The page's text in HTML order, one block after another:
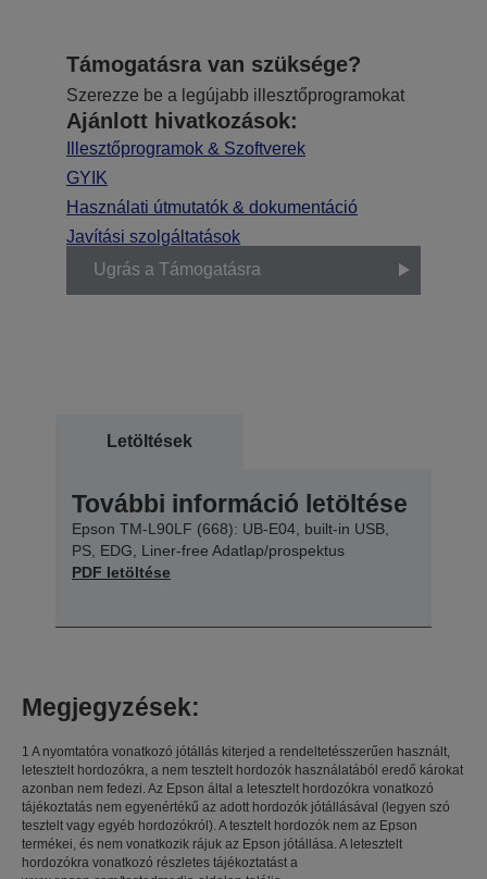
Támogatásra van szüksége?
Szerezze be a legújabb illesztőprogramokat
Ajánlott hivatkozások:
Illesztőprogramok & Szoftverek
GYIK
Használati útmutatók & dokumentáció
Javítási szolgáltatások
Ugrás a Támogatásra
Letöltések
További információ letöltése
Epson TM-L90LF (668): UB-E04, built-in USB,
PS, EDG, Liner-free Adatlap/prospektus
PDF letöltése
Megjegyzések:
1 A nyomtatóra vonatkozó jótállás kiterjed a rendeltetésszerűen használt,
letesztelt hordozókra, a nem tesztelt hordozók használatából eredő károkat
azonban nem fedezi. Az Epson által a letesztelt hordozókra vonatkozó
tájékoztatás nem egyenértékű az adott hordozók jótállásával (legyen szó
tesztelt vagy egyéb hordozókról). A tesztelt hordozók nem az Epson
termékei, és nem vonatkozik rájuk az Epson jótállása. A letesztelt
hordozókra vonatkozó részletes tájékoztatást a